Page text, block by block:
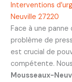
Interventions
Neuville 27220
Face à une panne
problème de
est crucial de
compétente.
Mousseaux-